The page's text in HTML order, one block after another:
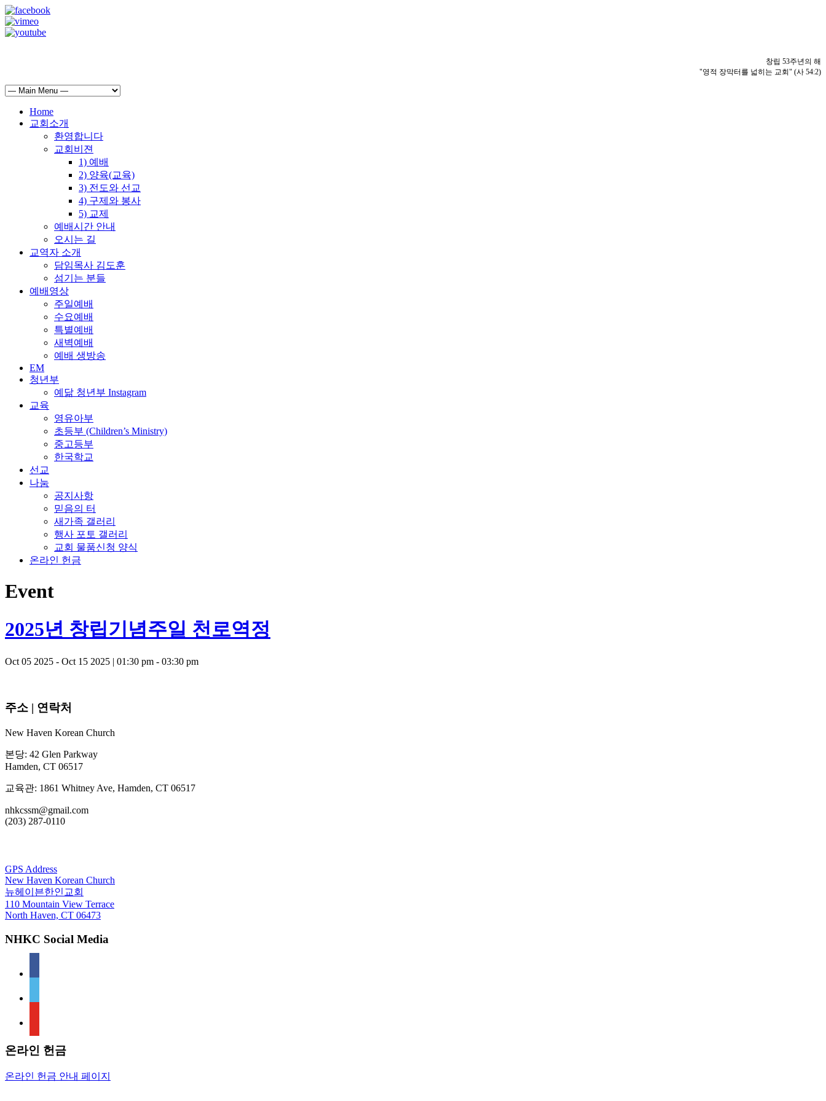
창립 53주년의 해
"영적 장막터를 넓히는 교회" (사 54:2)
Home
교회소개
환영합니다
교회비젼
1) 예배
2) 양육(교육)
3) 전도와 선교
4) 구제와 봉사
5) 교제
예배시간 안내
오시는 길
교역자 소개
담임목사 김도훈
섬기는 분들
예배영상
주일예배
수요예배
특별예배
새벽예배
예배 생방송
EM
청년부
예닮 청년부 Instagram
교육
영유아부
초등부 (Children’s Ministry)
중고등부
한국학교
선교
나눔
공지사항
믿음의 터
새가족 갤러리
행사 포토 갤러리
교회 물품신청 양식
온라인 헌금
Event
2025년 창립기념주일 천로역정
Oct 05 2025 - Oct 15 2025 | 01:30 pm - 03:30 pm
주소 | 연락처
New Haven Korean Church
본당: 42 Glen Parkway
Hamden, CT 06517
교육관: 1861 Whitney Ave, Hamden, CT 06517
nhkcssm@gmail.com
(203) 287-0110
GPS Address
New Haven Korean Church
뉴헤이븐한인교회
110 Mountain View Terrace
North Haven, CT 06473
NHKC Social Media
온라인 헌금
온라인 헌금 안내 페이지